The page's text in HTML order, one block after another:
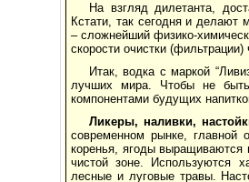
На взгляд дилетанта,
Кстати, так сегодня и делают
– сложнейший физико-
скорости очистки
Итак, водка с маркой
лучших мира. Чтобы не быть
компонентами будущих
Ликеры, наливки,
современном рынке, главной
коренья, ягоды выращиваются
чистой зоне. Используются
лесные и луговые травы.